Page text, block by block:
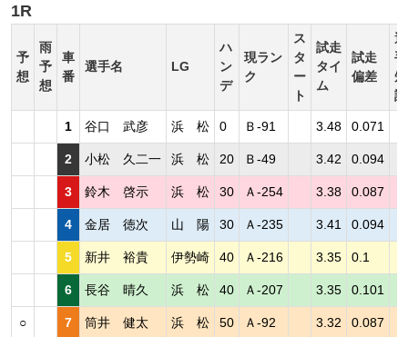
1R
予
想
雨
予
想
車
番
選手名 LG
ハ
ン
デ
現ラン
ク
ス
タ
ー
ト
試走
タイ
ム
試走
偏差
選
手
短
評
1 谷口 武彦 浜 松 0 Ｂ-91 3.48 0.071
2 小松 久二一 浜 松 20 Ｂ-49 3.42 0.094
3 鈴木 啓示 浜 松 30 Ａ-254 3.38 0.087
4 金居 徳次 山 陽 30 Ａ-235 3.41 0.094
5 新井 裕貴 伊勢崎 40 Ａ-216 3.35 0.1
6 長谷 晴久 浜 松 40 Ａ-207 3.35 0.101
○ 7 筒井 健太 浜 松 50 Ａ-92 3.32 0.087